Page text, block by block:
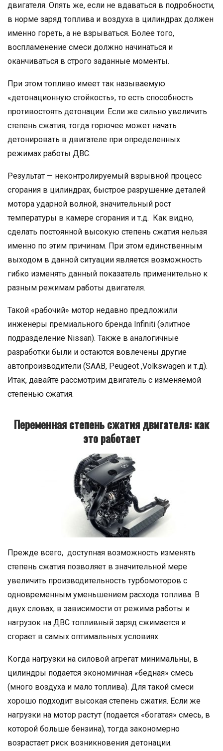
двигателя. Опять же, если не вдаваться в подробности,
в норме заряд топлива и воздуха в цилиндрах должен
именно гореть, а не взрываться. Более того,
воспламенение смеси должно начинаться и
оканчиваться в строго заданные моменты.
При этом топливо имеет так называемую
«детонационную стойкость», то есть способность
противостоять детонации. Если же сильно увеличить
степень сжатия, тогда горючее может начать
детонировать в двигателе при определенных
режимах работы ДВС.
Результат — неконтролируемый взрывной процесс
сгорания в цилиндрах, быстрое разрушение деталей
мотора ударной волной, значительный рост
температуры в камере сгорания и т.д. Как видно,
сделать постоянной высокую степень сжатия нельзя
именно по этим причинам. При этом единственным
выходом в данной ситуации является возможность
гибко изменять данный показатель применительно к
разным режимам работы двигателя.
Такой «рабочий» мотор недавно предложили
инженеры премиального бренда Infiniti (элитное
подразделение Nissan). Также в аналогичные
разработки были и остаются вовлечены другие
автопроизводители (SAAB, Peugeot ,Volkswagen и т.д).
Итак, давайте рассмотрим двигатель с изменяемой
степенью сжатия.
Переменная степень сжатия двигателя: как
это работает
Прежде всего, доступная возможность изменять
степень сжатия позволяет в значительной мере
увеличить производительность турбомоторов с
одновременным уменьшением расхода топлива. В
двух словах, в зависимости от режима работы и
нагрузок на ДВС топливный заряд сжимается и
сгорает в самых оптимальных условиях.
Когда нагрузки на силовой агрегат минимальны, в
цилиндры подается экономичная «бедная» смесь
(много воздуха и мало топлива). Для такой смеси
хорошо подходит высокая степень сжатия. Если же
нагрузки на мотор растут (подается «богатая» смесь, в
которой больше бензина), тогда закономерно
возрастает риск возникновения детонации.